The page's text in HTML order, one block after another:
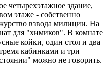
четырехэтажное здание,
этаже - собственно
взвода милиции. На
для "химиков". В комнате
койки, один стол и два
кабинками и три
можно не говорить.